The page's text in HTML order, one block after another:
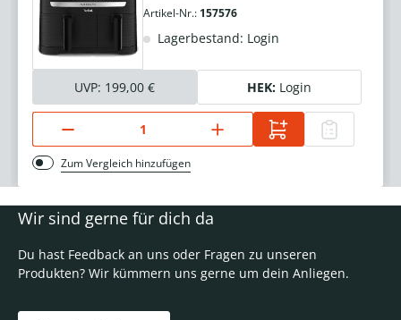
Artikel-Nr.: 157576
Lagerbestand: Login
UVP: 199,00 € HEK: Login
Zum Vergleich hinzufügen
Wir sind gerne für dich da
Du hast Feedback an uns oder Fragen zu unseren
Produkten? Wir kümmern uns gerne um dein Anliegen.